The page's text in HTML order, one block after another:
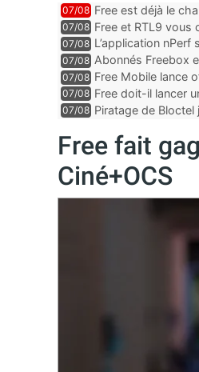
07/08 Free est déjà le
encore au moin...
07/08 Free et RTL9 vous
l’obtenir
07/08 L’application
Mobile, Orange,
07/08 Abonnés Freebox
07/08 Free Mobile lance
des promos et des
07/08 Free doit-il lancer
07/08 Piratage de Bloctel
Free fait
Ciné+OCS